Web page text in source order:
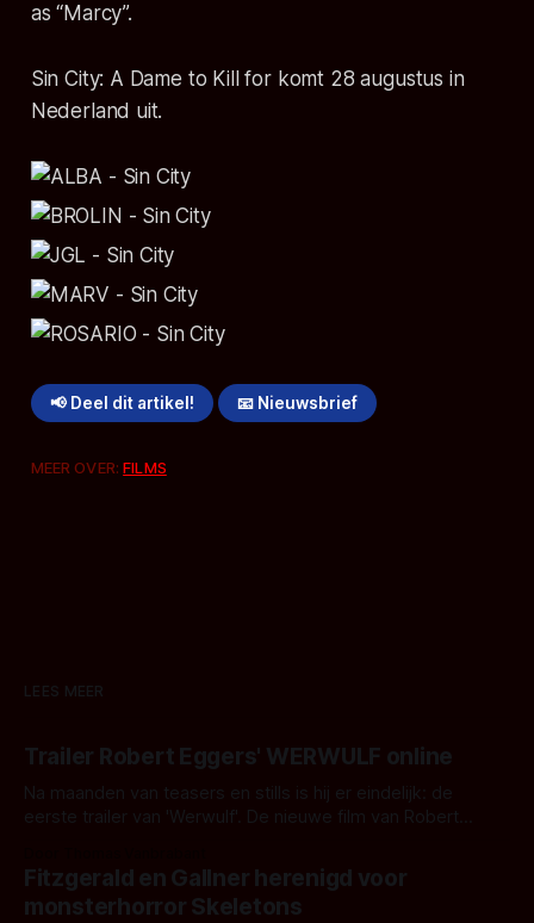
as “Marcy”.
Sin City: A Dame to Kill for komt 28 augustus in
Nederland uit.
📢 Deel dit artikel! 📧 Nieuwsbrief
MEER OVER:FILMS
LEES MEER
Trailer Robert Eggers' WERWULF online
Na maanden van teasers en stills is hij er eindelijk: de
eerste trailer van 'Werwulf'. De nieuwe film van Robert
kille stijl vol folklore en mythe. Het topic deze keer is (kon
het het al raden?)... de weerwolf. Kijk je mee?
Fitzgerald en Gallner herenigd voor
monsterhorror Skeletons